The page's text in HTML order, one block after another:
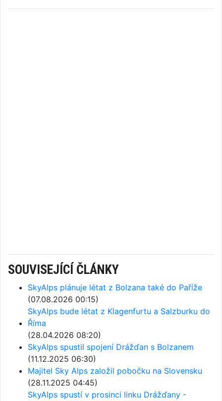
SOUVISEJÍCÍ ČLÁNKY
SkyAlps plánuje létat z Bolzana také do Paříže
(07.08.2026 00:15)
SkyAlps bude létat z Klagenfurtu a Salzburku do
Říma
(28.04.2026 08:20)
SkyAlps spustil spojení Drážďan s Bolzanem
(11.12.2025 06:30)
Majitel Sky Alps založil pobočku na Slovensku
(28.11.2025 04:45)
SkyAlps spustí v prosinci linku Drážďany -